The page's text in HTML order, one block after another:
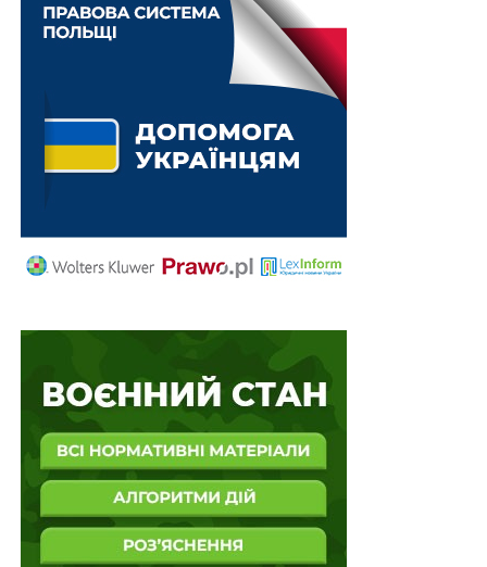
Для того, щоб українці могли відмовитися від
ворожих фінансових додатків, компанії Saldo Apps та
ASObot створили пам’ятку. З її допомогою
користувачі зможуть визначити небезпечні додатки
та уникнути передачі їм своїх коштів та персональних
даних. Серед 16 найбільш популярних російських
Журнал витрат та інші.
цифрової трансформації запустили ініціативу
про заміну софту російського
походження українськими продуктами.
Розробники закликають користувачів бути уважними
при виборі додатків, розуміти потенційні ризики та
поширювати пам’ятку.
Saldo Apps – це частина Netpeak Group, фінтех-
екосистема для самозайнятих осіб, мікробізнесів